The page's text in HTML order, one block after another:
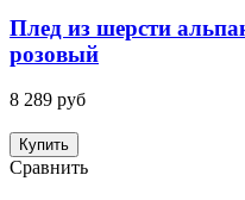
Плед из шерсти
розовый
8 289 руб
Купить
Сравнить